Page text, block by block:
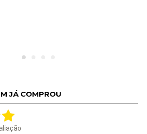
JÁ COMPROU